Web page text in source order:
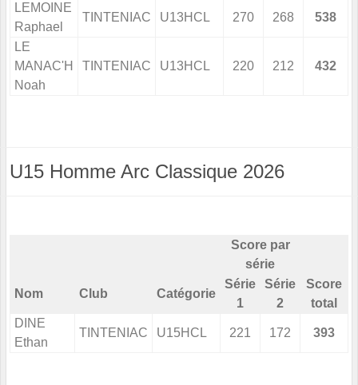
LEMOINE
Raphael
TINTENIAC U13HCL 270 268 538
LE
MANAC'H
Noah
TINTENIAC U13HCL 220 212 432
U15 Homme Arc Classique 2026
Score par
série
Nom Club Catégorie
Série
1
Série
2
Score
total
DINE
Ethan
TINTENIAC U15HCL 221 172 393